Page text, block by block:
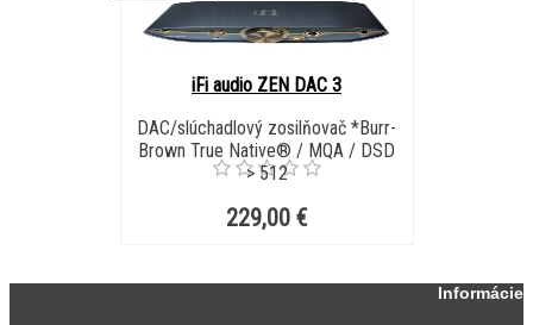
iFi audio ZEN DAC 3
DAC/slúchadlový zosilňovač *Burr-
Brown True Native® / MQA / DSD
> 512
229,00 €
Informácie